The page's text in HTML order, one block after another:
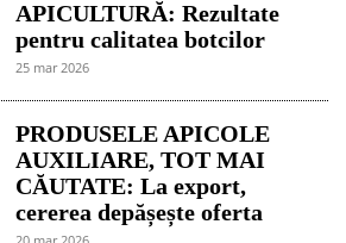
APICULTURĂ: Rezultate
pentru calitatea botcilor
25 mar 2026
PRODUSELE APICOLE
AUXILIARE, TOT MAI
CĂUTATE: La export,
cererea depășește oferta